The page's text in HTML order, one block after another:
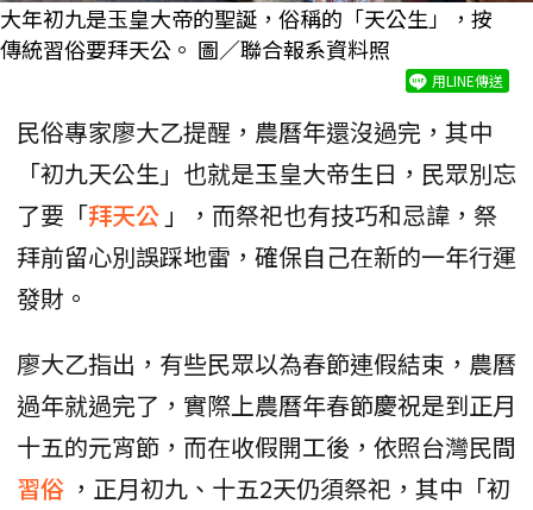
大年初九是玉皇大帝的聖誕，俗稱的「天公生」，按
傳統習俗要拜天公。 圖／聯合報系資料照
用LINE傳送
民俗專家廖大乙提醒，農曆年還沒過完，其中
「初九天公生」也就是玉皇大帝生日，民眾別忘
了要「拜天公 」，而祭祀也有技巧和忌諱，祭
拜前留心別誤踩地雷，確保自己在新的一年行運
發財。
廖大乙指出，有些民眾以為春節連假結束，農曆
過年就過完了，實際上農曆年春節慶祝是到正月
十五的元宵節，而在收假開工後，依照台灣民間
習俗 ，正月初九、十五2天仍須祭祀，其中「初